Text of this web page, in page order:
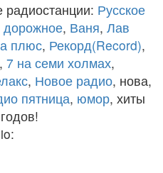
Русское
дорожное, Ваня, Лав
плюс, Рекорд(Record),
, 7 на семи холмах,
, Новое радио, нова,
пятница, юмор, хиты